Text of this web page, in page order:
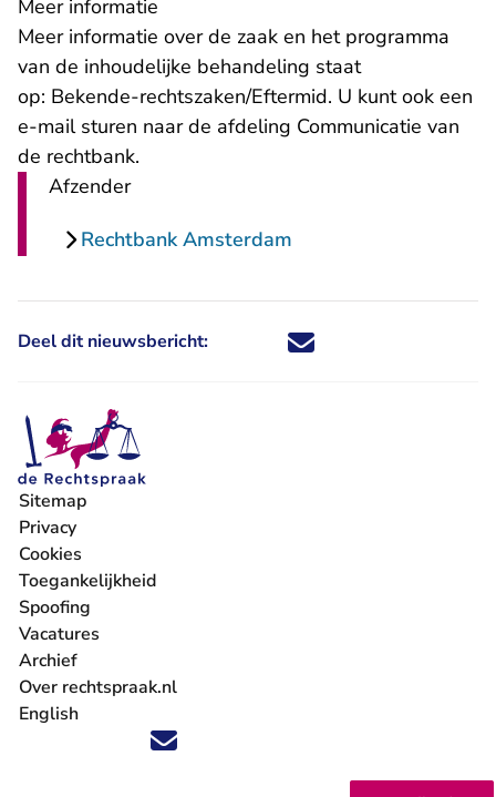
Meer informatie
Meer informatie over de zaak en het programma
van de inhoudelijke behandeling staat
op: Bekende-rechtszaken/Eftermid. U kunt ook een
e-mail- U verlaat Rechtspraak.nl
sturen naar de afdeling Communicatie van
de rechtbank.
Afzender
Rechtbank Amsterdam
Deel dit nieuwsbericht: Deel dit nieuwsbericht via X -
Deel dit nieuwsbericht via
Deel dit nieuwsbericht
Deel dit
Volg ons op X (Twitter) - U verlaat Rechtspraak.nl
Volg ons op Facebook - U verlaat Rechtspraak.nl
Volg ons op Instagram - U verlaat Rechtspraak.nl
Volg ons op Youtube - U verlaat Rechtspraak.nl
Volg ons op LinkedIn - U verlaat
'Blijf op de hoogte' nieuwsbrief - U verlaat
Sitemap
Privacy
Cookies
Toegankelijkheid
Spoofing
Vacatures
- U verlaat Rechtspraak.nl
Archief
Over rechtspraak.nl
English